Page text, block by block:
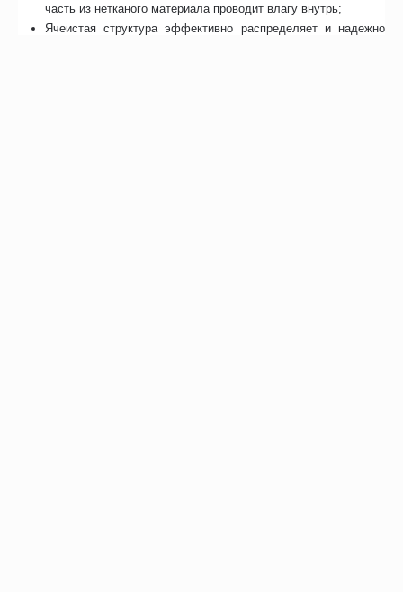
часть из нетканого материала проводит влагу внутрь;
Ячеистая структура эффективно распределяет и надежно